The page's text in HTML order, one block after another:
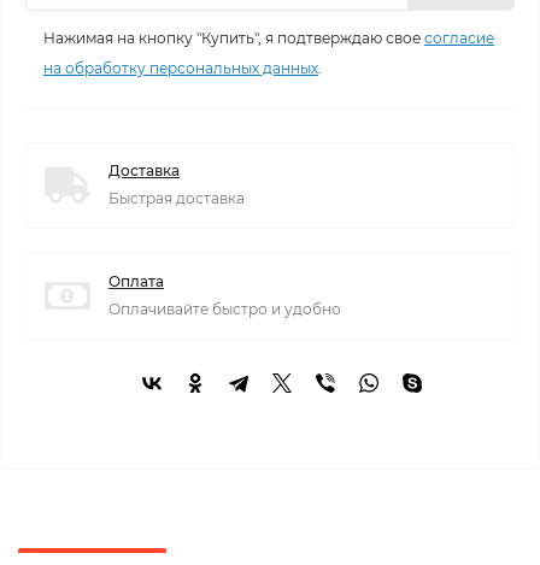
Нажимая на кнопку "Купить", я подтверждаю свое согласие
на обработку персональных данных
Доставка
Быстрая доставка
Оплата
Оплачивайте быстро и удобно